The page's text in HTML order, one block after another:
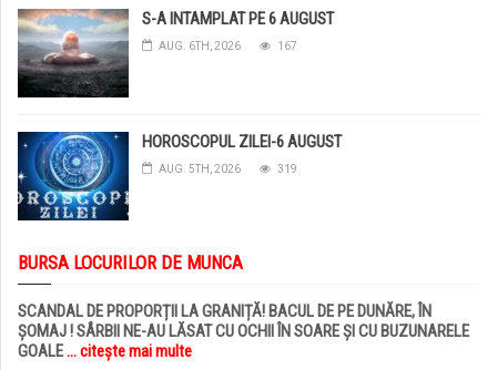
S-A INTAMPLAT PE 6 AUGUST
AUG. 6TH, 2026 167
HOROSCOPUL ZILEI-6 AUGUST
AUG. 5TH, 2026 319
BURSA LOCURILOR DE MUNCA
SCANDAL DE PROPORȚII LA GRANIȚĂ! BACUL DE PE DUNĂRE, ÎN
ȘOMAJ ! SÂRBII NE-AU LĂSAT CU OCHII ÎN SOARE ȘI CU BUZUNARELE
GOALE... citește mai multe